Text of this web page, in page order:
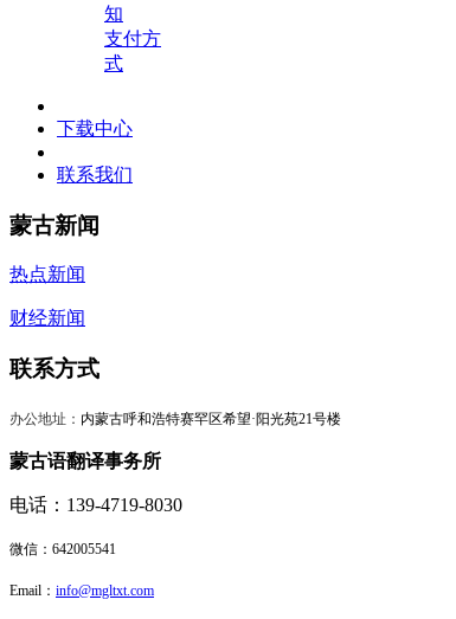
知
支付方
式
下载中心
联系我们
蒙古新闻
热点新闻
财经新闻
联系方式
办公地址： 内蒙古呼和浩特赛罕区希望·阳光苑21号楼
蒙古语翻译事务所
电话：139-4719-8030
微信： 642005541
Email： info@mgltxt.com